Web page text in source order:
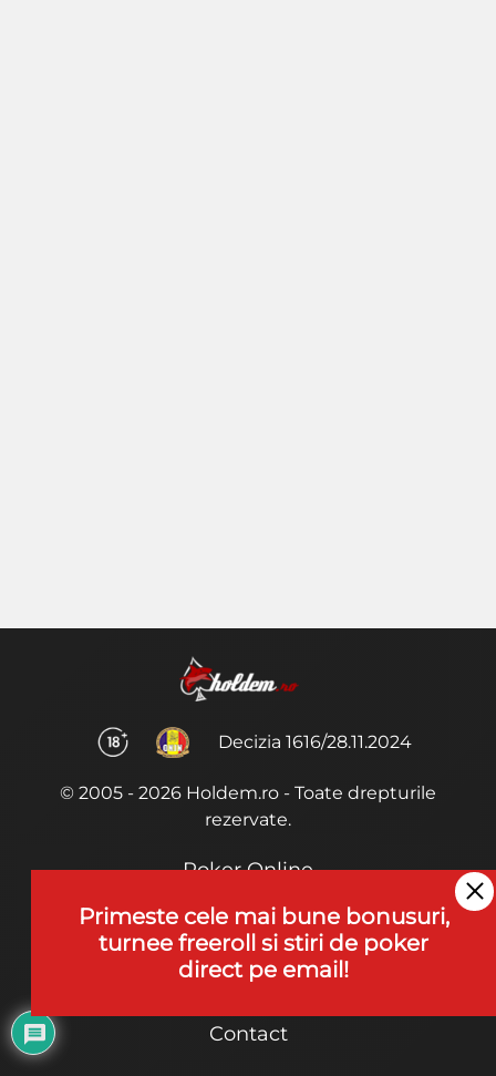
Decizia 1616/28.11.2024
© 2005 - 2026 Holdem.ro - Toate drepturile
rezervate.
Poker Online
Termeni si Conditii
Joaca Poker
Contact
Primeste cele mai bune bonusuri,
turnee freeroll si stiri de poker
direct pe email!